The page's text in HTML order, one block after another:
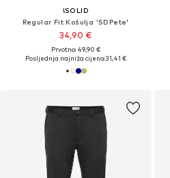
!SOLID
Regular Fit Košulja 'SDPete'
34,90 €
Prvotno: 49,90 €
Posljednja najniža cijena:31,41 €